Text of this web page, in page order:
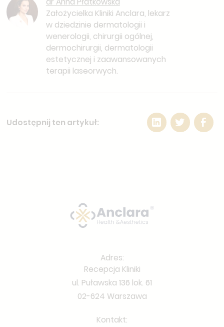
Założycielka Kliniki Anclara, lekarz
w dziedzinie dermatologii i
wenerologii, chirurgii ogólnej,
dermochirurgii, dermatologii
estetycznej i zaawansowanych
terapii laseorwych.
Udostępnij ten artykuł:
Adres:
Recepcja Kliniki
ul. Puławska 136 lok. 61
02-624 Warszawa
Kontakt: